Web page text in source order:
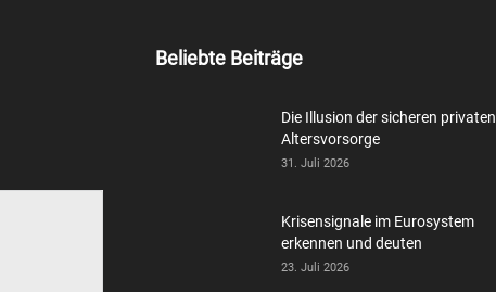
Beliebte Beiträge
Die Illusion der sicheren privaten
Altersvorsorge
31. Juli 2026
Krisensignale im Eurosystem
erkennen und deuten
23. Juli 2026